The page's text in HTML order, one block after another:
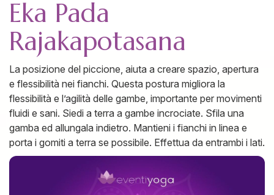
Eka Pada
Rajakapotasana
La posizione del piccione, aiuta a creare spazio, apertura
e flessibilità nei fianchi. Questa postura migliora la
flessibilità e l’agilità delle gambe, importante per movimenti
fluidi e sani. Siedi a terra a gambe incrociate. Sfila una
gamba ed allungala indietro. Mantieni i fianchi in linea e
porta i gomiti a terra se possibile. Effettua da entrambi i lati.